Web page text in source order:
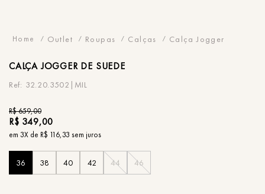
Outlet Roupas Calças Calça Jogger
CALÇA JOGGER DE SUEDE
32.20.3502|MIL
R$659,00
R$ 349,00
em 3X de R$ 116,33 sem juros
36 38 40 42 44 46